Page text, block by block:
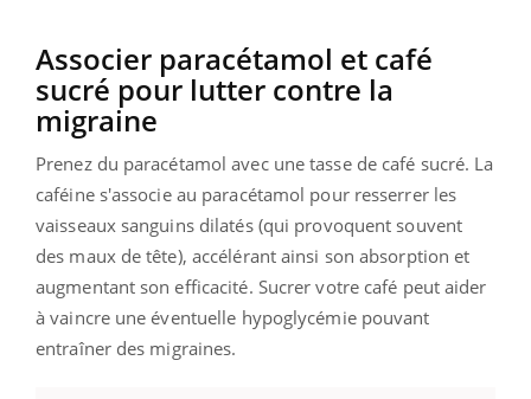
Associer paracétamol et café
sucré pour lutter contre la
migraine
Prenez du paracétamol avec une tasse de café sucré. La
caféine s'associe au paracétamol pour resserrer les
vaisseaux sanguins dilatés (qui provoquent souvent
des maux de tête), accélérant ainsi son absorption et
augmentant son efficacité. Sucrer votre café peut aider
à vaincre une éventuelle hypoglycémie pouvant
entraîner des migraines.